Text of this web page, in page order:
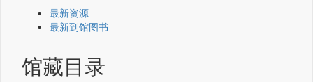
最新资源
最新到馆图书
馆藏目录